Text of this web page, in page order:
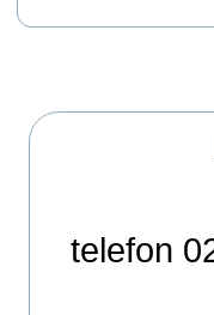
telefon